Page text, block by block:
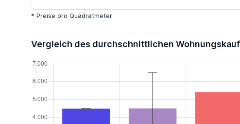
* Preise pro Quadratmeter
Vergleich des durchschnittlichen